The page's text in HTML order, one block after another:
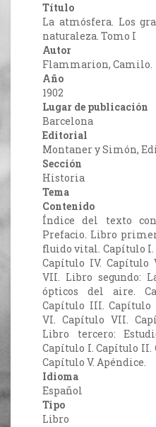
Título
La atmósfera. Los
naturaleza. Tomo I
Autor
Flammarion, Camilo.
Año
1902
Lugar de publicación
Barcelona
Editorial
Montaner y Simón,
Sección
Historia
Tema
Contenido
Índice del texto
Prefacio. Libro
fluido vital. Capítulo
Capítulo IV. Capítulo
VII. Libro segundo:
ópticos del aire.
Capítulo III. Capítulo
VI. Capítulo VII.
Libro tercero:
Capítulo I. Capítulo II.
Capítulo V. Apéndice.
Idioma
Español
Tipo
Libro